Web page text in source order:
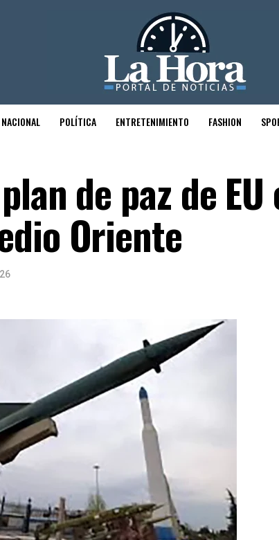
NACIONAL POLÍTICA ENTRETENIMIENTO FASHION
de paz de
Oriente